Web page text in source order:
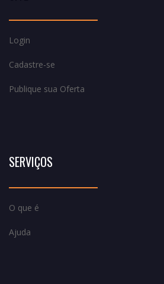
Login
Cadastre-se
Publique sua Oferta
SERVIÇOS
O que é
Ajuda